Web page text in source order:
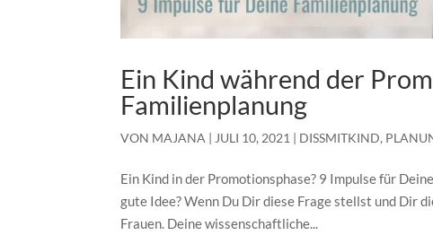
Ein Kind während der
Familienplanung
VON MAJANA | JULI 10, 2021 | DISSMITKIND,
Ein Kind in der Promotionsphase? 9 Impulse für
gute Idee? Wenn Du Dir diese Frage stellst und Dir
Frauen. Deine wissenschaftliche...